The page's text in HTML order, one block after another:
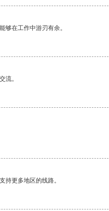
够在工作中游刃有余。
流。
持更多地区的线路。